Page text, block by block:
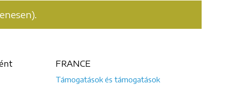
FRANCE
Támogatások és támogatások